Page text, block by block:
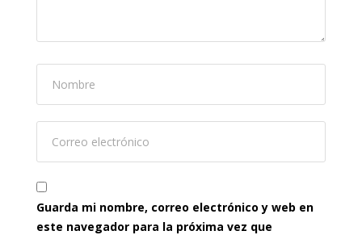
Guarda mi nombre, correo electrónico y web en
este navegador para la próxima vez que